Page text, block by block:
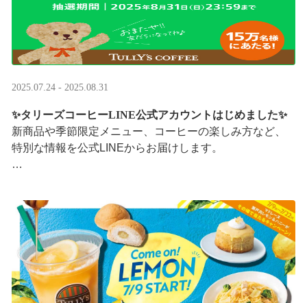
2025.07.24 - 2025.08.31
✨タリーズコーヒーLINE公式アカウントはじめました✨
新商品や季節限定メニュー、コーヒーの楽しみ方など、
特別な情報を公式LINEからお届けします。
···